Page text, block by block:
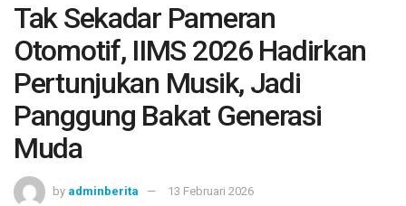
Tak Sekadar Pameran
Otomotif, IIMS 2026 Hadirkan
Pertunjukan Musik, Jadi
Panggung Bakat Generasi
Muda
by adminberita
13 Februari 2026